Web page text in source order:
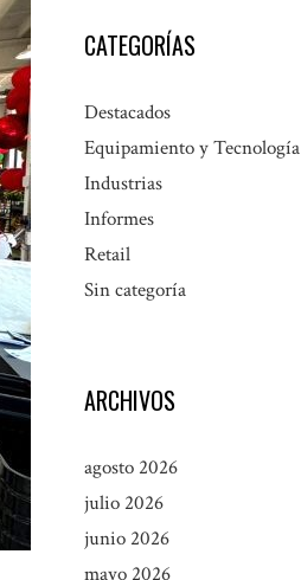
CATEGORÍAS
Destacados
Equipamiento y Tecnología
Industrias
Informes
Retail
Sin categoría
ARCHIVOS
agosto 2026
julio 2026
junio 2026
mayo 2026